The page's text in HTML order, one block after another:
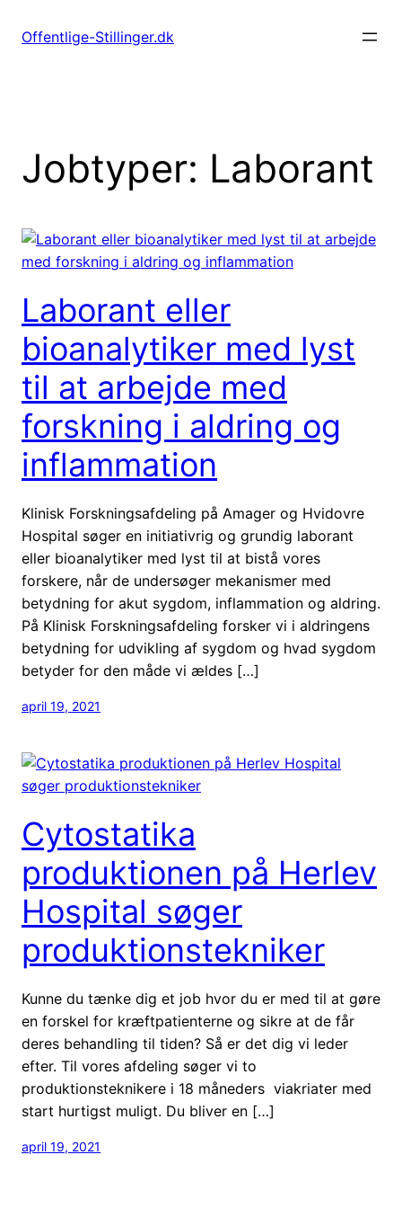
Offentlige-Stillinger.dk
Jobtyper: Laborant
Laborant eller
bioanalytiker med lyst
til at arbejde med
forskning i aldring og
inflammation
Klinisk Forskningsafdeling på Amager og Hvidovre
Hospital søger en initiativrig og grundig laborant
eller bioanalytiker med lyst til at bistå vores
forskere, når de undersøger mekanismer med
betydning for akut sygdom, inflammation og aldring.
På Klinisk Forskningsafdeling forsker vi i aldringens
betydning for udvikling af sygdom og hvad sygdom
betyder for den måde vi ældes […]
april 19, 2021
Cytostatika
produktionen på Herlev
Hospital søger
produktionstekniker
Kunne du tænke dig et job hvor du er med til at gøre
en forskel for kræftpatienterne og sikre at de får
deres behandling til tiden? Så er det dig vi leder
efter. Til vores afdeling søger vi to
produktionsteknikere i 18 måneders viakriater med
start hurtigst muligt. Du bliver en […]
april 19, 2021